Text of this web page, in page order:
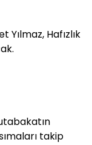
Yılmaz, Hafızlık
takip